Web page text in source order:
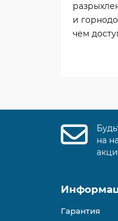
и
чем
на
Гарантия